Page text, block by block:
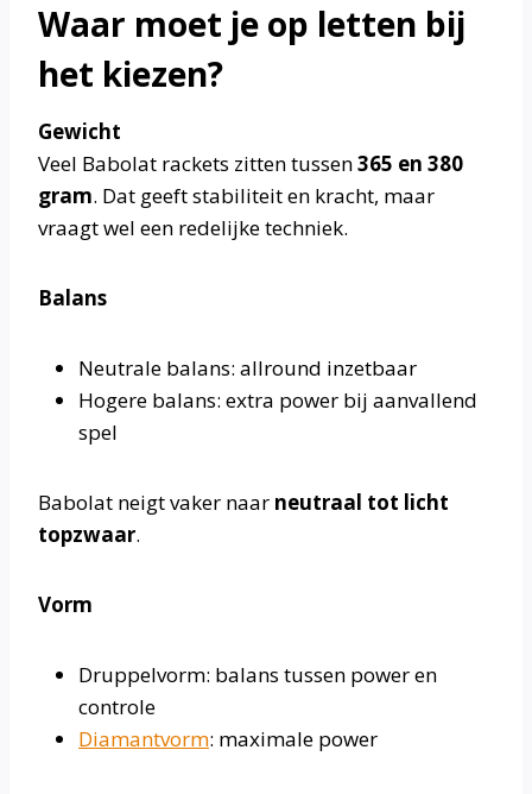
Waar moet je op letten bij
het kiezen?
Gewicht
Veel Babolat rackets zitten tussen365 en 380
gram. Dat geeft stabiliteit en kracht, maar
vraagt wel een redelijke techniek.
Balans
Neutrale balans: allround inzetbaar
Hogere balans: extra power bij aanvallend
spel
Babolat neigt vaker naar neutraal tot licht
topzwaar.
Vorm
Druppelvorm: balans tussen power en
controle
Diamantvorm: maximale power